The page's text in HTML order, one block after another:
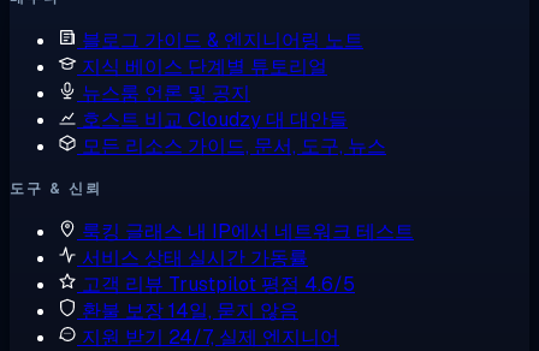
블로그 가이드 & 엔지니어링 노트
지식 베이스 단계별 튜토리얼
뉴스룸 언론 및 공지
호스트 비교 Cloudzy 대 대안들
모든 리소스 가이드, 문서, 도구, 뉴스
도구 & 신뢰
룩킹 글래스 내 IP에서 네트워크 테스트
서비스 상태 실시간 가동률
고객 리뷰 Trustpilot 평점 4.6/5
환불 보장14일, 묻지 않음
지원 받기 24/7, 실제 엔지니어